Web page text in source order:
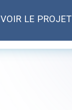
VOIR LE PROJET